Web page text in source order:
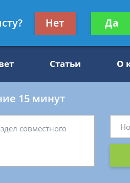
Получите
Статьи О
15 минут
Нет Да